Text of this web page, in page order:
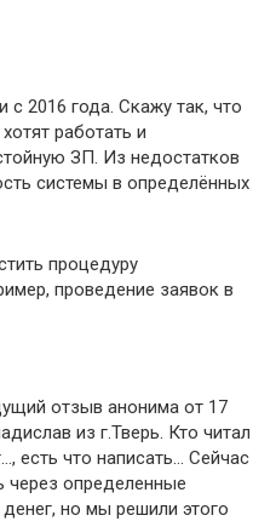
2016 года. Скажу так, что
работать и
ЗП. Из недостатков
системы в определённых
процедуру
проведение заявок в
отзыв анонима от 17
из г.Тверь. Кто читал
есть что написать… Сейчас
определенные
но мы решили этого